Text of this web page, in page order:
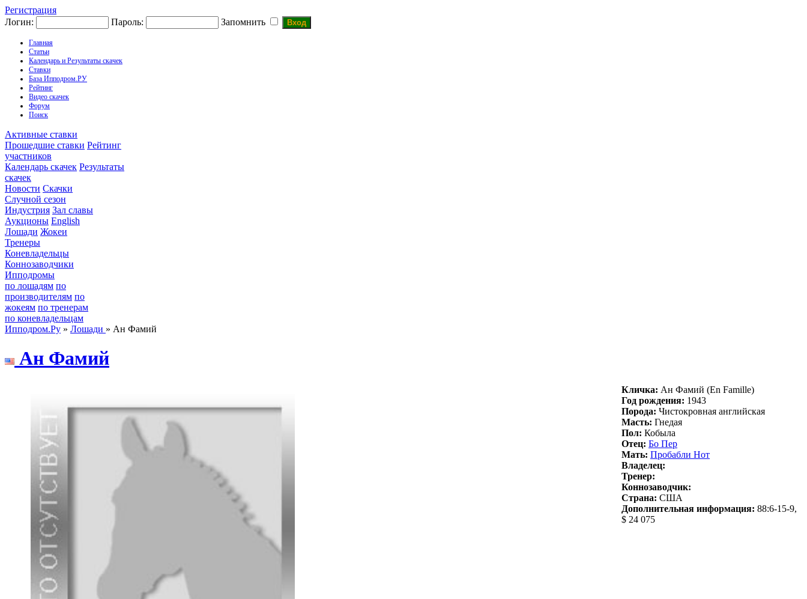
Регистрация
Логин:
Пароль: Запомнить
Главная
Статьи
Календарь и Результаты скачек
Ставки
База Ипподром.РУ
Рейтинг
Видео скачек
Форум
Поиск
Активные ставки
Прошедшие ставки Рейтинг
участников
Календарь скачек Результаты
скачек
Новости Скачки
Случной сезон
Индустрия Зал славы
Аукционы English
Лошади Жокеи
Тренеры
Коневладельцы
Коннозаводчики
Ипподромы
по лошадям по
производителям по
жокеям по тренерам
по коневладельцам
Ипподром.Ру » Лошади » Ан Фамий
Ан Фамий
Кличка: Ан Фамий (En Famille)
Год рождения: 1943
Порода: Чистокровная английская
Масть: Гнедая
Пол: Кобыла
Отец: Бo Пеp
Мать: Пробабли Hот
Владелец:
Тренер:
Коннозаводчик:
Страна: США
Дополнительная информация: 88:6-15-9,
$ 24 075